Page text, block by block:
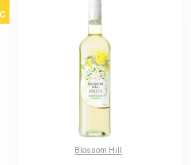
Blossom Hill